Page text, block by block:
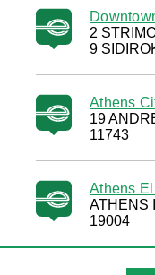
2
9
Athens
19
11743
Athens
ATHENS
19004